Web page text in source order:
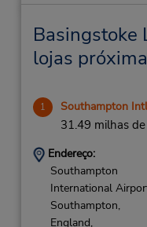
Basingstoke
lojas
1 Southampton
31.49 milhas
Endereço:
Southampton
International
Southampton,
England,